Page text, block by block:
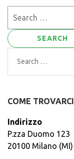
Search
for:
COME TROVARCI
Indirizzo
P.zza Duomo 123
20100 Milano (MI)